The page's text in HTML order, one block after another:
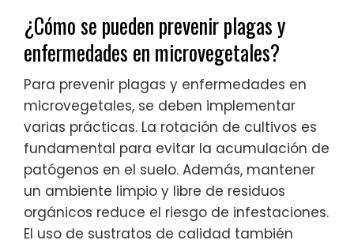
¿Cómo se pueden prevenir plagas y
enfermedades en microvegetales?
Para prevenir plagas y enfermedades en
microvegetales, se deben implementar
varias prácticas. La rotación de cultivos es
fundamental para evitar la acumulación de
patógenos en el suelo. Además, mantener
un ambiente limpio y libre de residuos
orgánicos reduce el riesgo de infestaciones.
El uso de sustratos de calidad también